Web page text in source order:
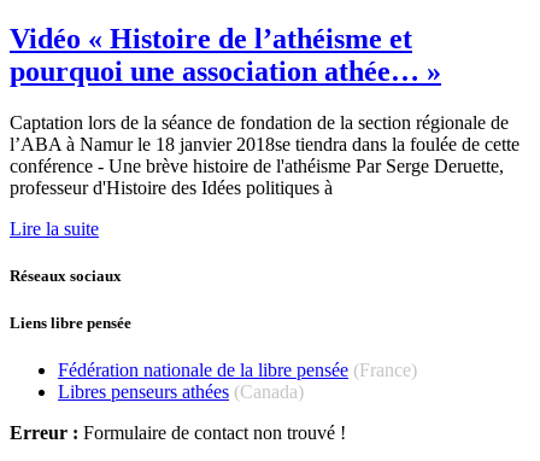
Vidéo « Histoire de l’athéisme et
pourquoi une association athée… »
Captation lors de la séance de fondation de la section régionale de
l’ABA à Namur le 18 janvier 2018se tiendra dans la foulée de cette
conférence - Une brève histoire de l'athéisme Par Serge Deruette,
professeur d'Histoire des Idées politiques à
Lire la suite
Réseaux sociaux
Liens libre pensée
Fédération nationale de la libre pensée (France)
Libres penseurs athées (Canada)
Erreur : Formulaire de contact non trouvé !